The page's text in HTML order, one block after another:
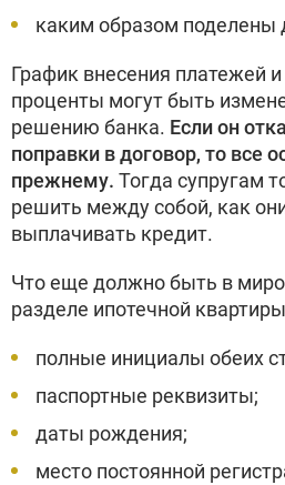
каким образом поделены
График внесения платежей
проценты могут быть
решению банка. Если он
поправки в договор, то все
прежнему. Тогда супругам
решить между собой, как
выплачивать кредит.
Что еще должно быть в
разделе ипотечной
полные инициалы обеих
паспортные реквизиты;
даты рождения;
место постоянной